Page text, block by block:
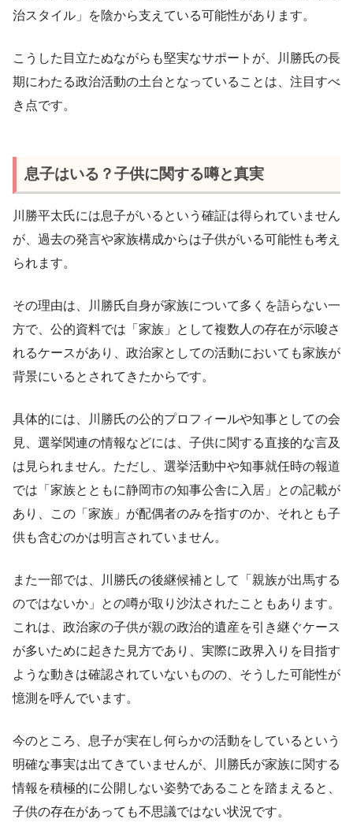
治スタイル」を陰から支えている可能性があります。
こうした目立たぬながらも堅実なサポートが、川勝氏の長
期にわたる政治活動の土台となっていることは、注目すべ
き点です。
息子はいる？子供に関する噂と真実
川勝平太氏には息子がいるという確証は得られていません
が、過去の発言や家族構成からは子供がいる可能性も考え
られます。
その理由は、川勝氏自身が家族について多くを語らない一
方で、公的資料では「家族」として複数人の存在が示唆さ
れるケースがあり、政治家としての活動においても家族が
背景にいるとされてきたからです。
具体的には、川勝氏の公的プロフィールや知事としての会
見、選挙関連の情報などには、子供に関する直接的な言及
は見られません。ただし、選挙活動中や知事就任時の報道
では「家族とともに静岡市の知事公舎に入居」との記載が
あり、この「家族」が配偶者のみを指すのか、それとも子
供も含むのかは明言されていません。
また一部では、川勝氏の後継候補として「親族が出馬する
のではないか」との噂が取り沙汰されたこともあります。
これは、政治家の子供が親の政治的遺産を引き継ぐケース
が多いために起きた見方であり、実際に政界入りを目指す
ような動きは確認されていないものの、そうした可能性が
憶測を呼んでいます。
今のところ、息子が実在し何らかの活動をしているという
明確な事実は出てきていませんが、川勝氏が家族に関する
情報を積極的に公開しない姿勢であることを踏まえると、
子供の存在があっても不思議ではない状況です。